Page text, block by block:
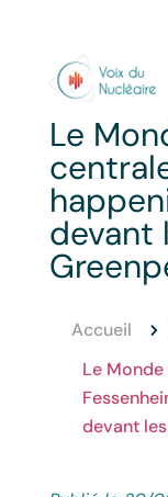
Le
devant
Accueil 5
Le
devant